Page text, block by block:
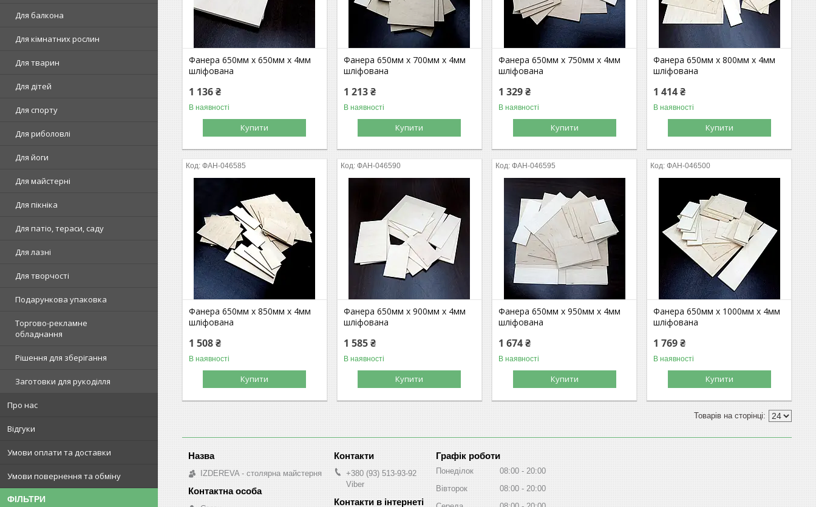
Для балкона
Для кімнатних рослин
Для тварин
Для дітей
Для спорту
Для риболовлі
Для йоги
Для майстерні
Для пікніка
Для патіо, тераси, саду
Для лазні
Для творчості
Подарункова упаковка
Торгово-рекламне
обладнання
Рішення для зберігання
Заготовки для рукоділля
Про нас
Відгуки
Умови оплати та доставки
Умови повернення та обміну
ФІЛЬТРИ
Фанера 650мм х 650мм х 4мм
шліфована
1 136 ₴
В наявності
Купити
Фанера 650мм х 700мм х 4мм
шліфована
1 213 ₴
В наявності
Купити
Фанера 650мм х 750мм х 4мм
шліфована
1 329 ₴
В наявності
Купити
Фанера 650мм х 800мм х 4мм
шліфована
1 414 ₴
В наявності
Купити
ФАН-046585
Фанера 650мм х 850мм х 4мм
шліфована
1 508 ₴
В наявності
Купити
ФАН-046590
Фанера 650мм х 900мм х 4мм
шліфована
1 585 ₴
В наявності
Купити
ФАН-046595
Фанера 650мм х 950мм х 4мм
шліфована
1 674 ₴
В наявності
Купити
ФАН-046500
Фанера 650мм х 1000мм х 4мм
шліфована
1 769 ₴
В наявності
Купити
IZDEREVA - столярна майстерня
+380 (93) 513-93-92
Viber
Графік роботи
Понеділок 08:00
20:00
Вівторок
08:00
20:00